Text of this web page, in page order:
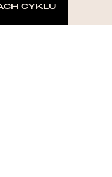
CYKLU